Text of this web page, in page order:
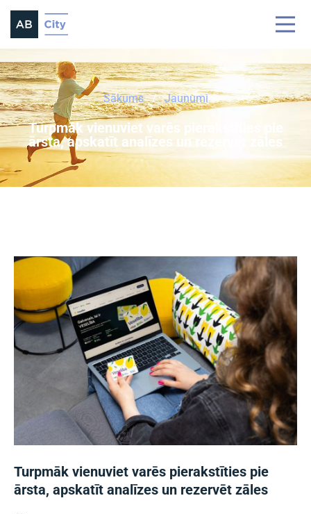
Sākums Jaunumi
Turpmāk vienuviet varēs pierakstīties pie
ārsta, apskatīt analīzes un rezervēt zāles
Turpmāk vienuviet varēs pierakstīties pie
ārsta, apskatīt analīzes un rezervēt zāles